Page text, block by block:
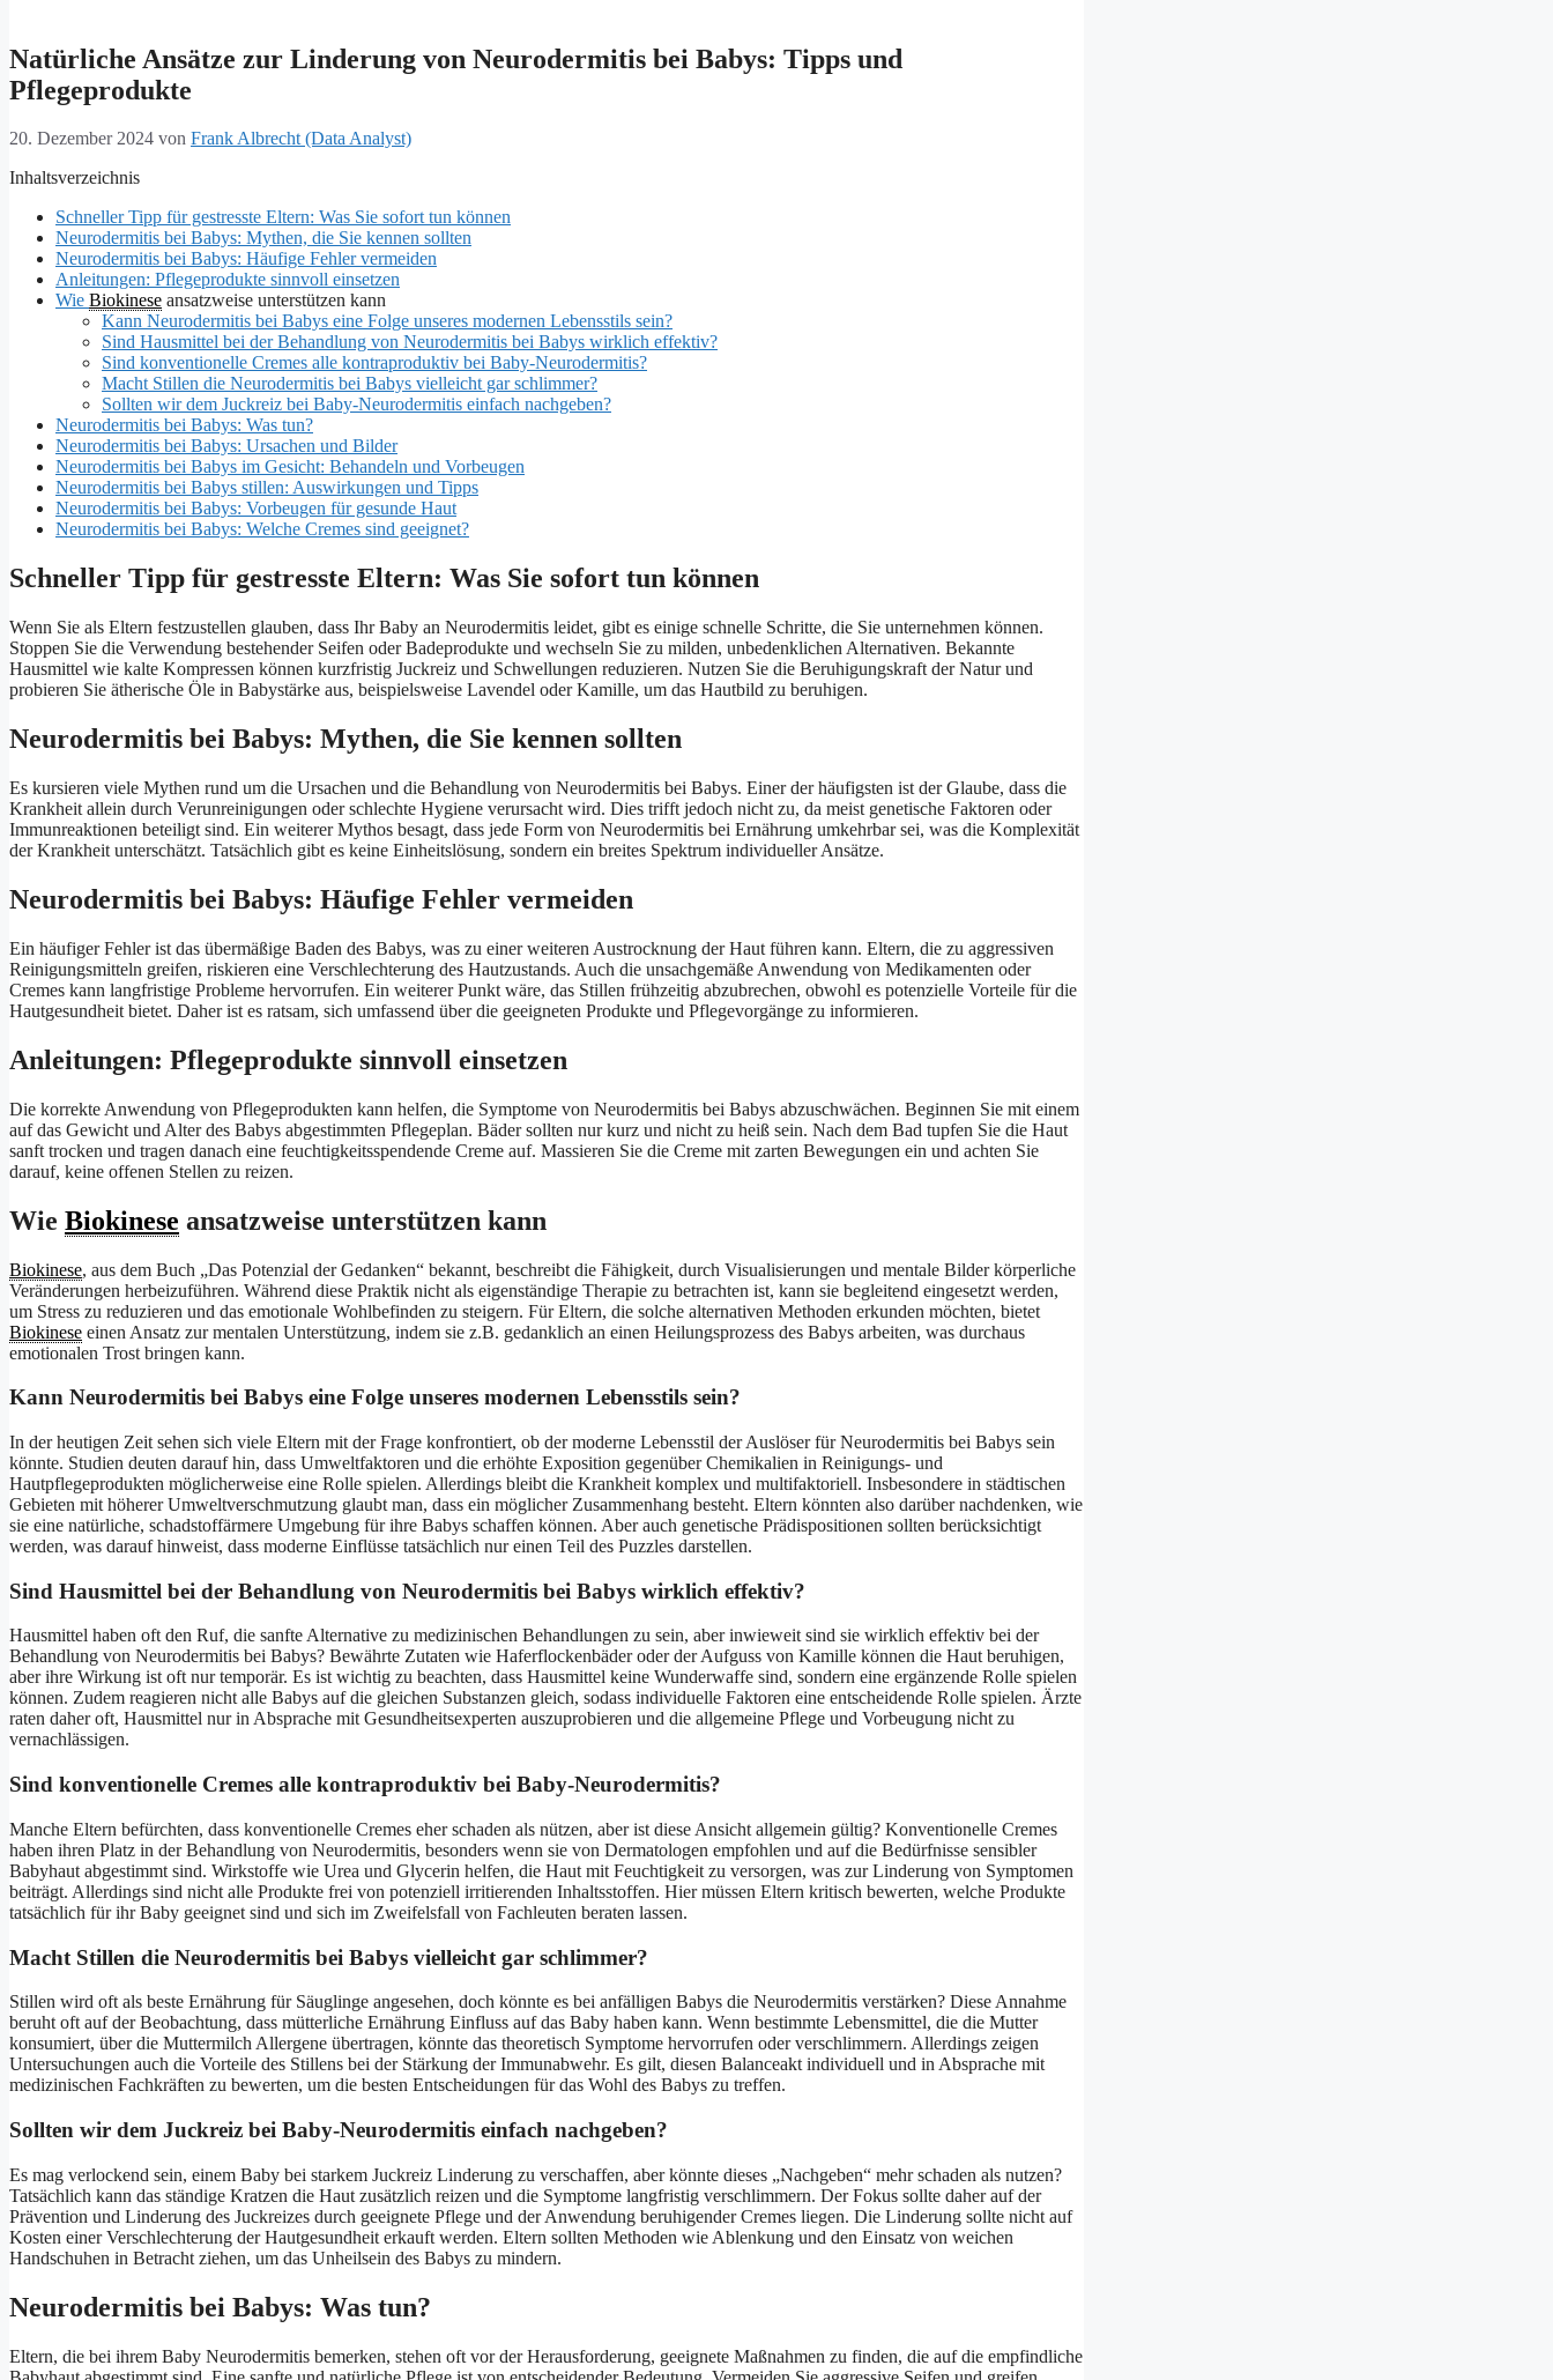
Natürliche Ansätze zur Linderung von Neurodermitis bei Babys: Tipps und
Pflegeprodukte
20. Dezember 2024 von Frank Albrecht (Data Analyst)
Inhaltsverzeichnis
Schneller Tipp für gestresste Eltern: Was Sie sofort tun können
Neurodermitis bei Babys: Mythen, die Sie kennen sollten
Neurodermitis bei Babys: Häufige Fehler vermeiden
Anleitungen: Pflegeprodukte sinnvoll einsetzen
Wie Biokinese ansatzweise unterstützen kann
Kann Neurodermitis bei Babys eine Folge unseres modernen Lebensstils sein?
Sind Hausmittel bei der Behandlung von Neurodermitis bei Babys wirklich effektiv?
Sind konventionelle Cremes alle kontraproduktiv bei Baby-Neurodermitis?
Macht Stillen die Neurodermitis bei Babys vielleicht gar schlimmer?
Sollten wir dem Juckreiz bei Baby-Neurodermitis einfach nachgeben?
Neurodermitis bei Babys: Was tun?
Neurodermitis bei Babys: Ursachen und Bilder
Neurodermitis bei Babys im Gesicht: Behandeln und Vorbeugen
Neurodermitis bei Babys stillen: Auswirkungen und Tipps
Neurodermitis bei Babys: Vorbeugen für gesunde Haut
Neurodermitis bei Babys: Welche Cremes sind geeignet?
Schneller Tipp für gestresste Eltern: Was Sie sofort tun können
Wenn Sie als Eltern festzustellen glauben, dass Ihr Baby an Neurodermitis leidet, gibt es einige schnelle Schritte, die Sie unternehmen können.
Stoppen Sie die Verwendung bestehender Seifen oder Badeprodukte und wechseln Sie zu milden, unbedenklichen Alternativen. Bekannte
Hausmittel wie kalte Kompressen können kurzfristig Juckreiz und Schwellungen reduzieren. Nutzen Sie die Beruhigungskraft der Natur und
probieren Sie ätherische Öle in Babystärke aus, beispielsweise Lavendel oder Kamille, um das Hautbild zu beruhigen.
Neurodermitis bei Babys: Mythen, die Sie kennen sollten
Es kursieren viele Mythen rund um die Ursachen und die Behandlung von Neurodermitis bei Babys. Einer der häufigsten ist der Glaube, dass die
Krankheit allein durch Verunreinigungen oder schlechte Hygiene verursacht wird. Dies trifft jedoch nicht zu, da meist genetische Faktoren oder
Immunreaktionen beteiligt sind. Ein weiterer Mythos besagt, dass jede Form von Neurodermitis bei Ernährung umkehrbar sei, was die Komplexität
der Krankheit unterschätzt. Tatsächlich gibt es keine Einheitslösung, sondern ein breites Spektrum individueller Ansätze.
Neurodermitis bei Babys: Häufige Fehler vermeiden
Ein häufiger Fehler ist das übermäßige Baden des Babys, was zu einer weiteren Austrocknung der Haut führen kann. Eltern, die zu aggressiven
Reinigungsmitteln greifen, riskieren eine Verschlechterung des Hautzustands. Auch die unsachgemäße Anwendung von Medikamenten oder
Cremes kann langfristige Probleme hervorrufen. Ein weiterer Punkt wäre, das Stillen frühzeitig abzubrechen, obwohl es potenzielle Vorteile für die
Hautgesundheit bietet. Daher ist es ratsam, sich umfassend über die geeigneten Produkte und Pflegevorgänge zu informieren.
Anleitungen: Pflegeprodukte sinnvoll einsetzen
Die korrekte Anwendung von Pflegeprodukten kann helfen, die Symptome von Neurodermitis bei Babys abzuschwächen. Beginnen Sie mit einem
auf das Gewicht und Alter des Babys abgestimmten Pflegeplan. Bäder sollten nur kurz und nicht zu heiß sein. Nach dem Bad tupfen Sie die Haut
sanft trocken und tragen danach eine feuchtigkeitsspendende Creme auf. Massieren Sie die Creme mit zarten Bewegungen ein und achten Sie
darauf, keine offenen Stellen zu reizen.
Wie Biokinese ansatzweise unterstützen kann
Biokinese, aus dem Buch „Das Potenzial der Gedanken“ bekannt, beschreibt die Fähigkeit, durch Visualisierungen und mentale Bilder körperliche
Veränderungen herbeizuführen. Während diese Praktik nicht als eigenständige Therapie zu betrachten ist, kann sie begleitend eingesetzt werden,
um Stress zu reduzieren und das emotionale Wohlbefinden zu steigern. Für Eltern, die solche alternativen Methoden erkunden möchten, bietet
Biokinese einen Ansatz zur mentalen Unterstützung, indem sie z.B. gedanklich an einen Heilungsprozess des Babys arbeiten, was durchaus
emotionalen Trost bringen kann.
Kann Neurodermitis bei Babys eine Folge unseres modernen Lebensstils sein?
In der heutigen Zeit sehen sich viele Eltern mit der Frage konfrontiert, ob der moderne Lebensstil der Auslöser für Neurodermitis bei Babys sein
könnte. Studien deuten darauf hin, dass Umweltfaktoren und die erhöhte Exposition gegenüber Chemikalien in Reinigungs- und
Hautpflegeprodukten möglicherweise eine Rolle spielen. Allerdings bleibt die Krankheit komplex und multifaktoriell. Insbesondere in städtischen
Gebieten mit höherer Umweltverschmutzung glaubt man, dass ein möglicher Zusammenhang besteht. Eltern könnten also darüber nachdenken, wie
sie eine natürliche, schadstoffärmere Umgebung für ihre Babys schaffen können. Aber auch genetische Prädispositionen sollten berücksichtigt
werden, was darauf hinweist, dass moderne Einflüsse tatsächlich nur einen Teil des Puzzles darstellen.
Sind Hausmittel bei der Behandlung von Neurodermitis bei Babys wirklich effektiv?
Hausmittel haben oft den Ruf, die sanfte Alternative zu medizinischen Behandlungen zu sein, aber inwieweit sind sie wirklich effektiv bei der
Behandlung von Neurodermitis bei Babys? Bewährte Zutaten wie Haferflockenbäder oder der Aufguss von Kamille können die Haut beruhigen,
aber ihre Wirkung ist oft nur temporär. Es ist wichtig zu beachten, dass Hausmittel keine Wunderwaffe sind, sondern eine ergänzende Rolle spielen
können. Zudem reagieren nicht alle Babys auf die gleichen Substanzen gleich, sodass individuelle Faktoren eine entscheidende Rolle spielen. Ärzte
raten daher oft, Hausmittel nur in Absprache mit Gesundheitsexperten auszuprobieren und die allgemeine Pflege und Vorbeugung nicht zu
vernachlässigen.
Sind konventionelle Cremes alle kontraproduktiv bei Baby-Neurodermitis?
Manche Eltern befürchten, dass konventionelle Cremes eher schaden als nützen, aber ist diese Ansicht allgemein gültig? Konventionelle Cremes
haben ihren Platz in der Behandlung von Neurodermitis, besonders wenn sie von Dermatologen empfohlen und auf die Bedürfnisse sensibler
Babyhaut abgestimmt sind. Wirkstoffe wie Urea und Glycerin helfen, die Haut mit Feuchtigkeit zu versorgen, was zur Linderung von Symptomen
beiträgt. Allerdings sind nicht alle Produkte frei von potenziell irritierenden Inhaltsstoffen. Hier müssen Eltern kritisch bewerten, welche Produkte
tatsächlich für ihr Baby geeignet sind und sich im Zweifelsfall von Fachleuten beraten lassen.
Macht Stillen die Neurodermitis bei Babys vielleicht gar schlimmer?
Stillen wird oft als beste Ernährung für Säuglinge angesehen, doch könnte es bei anfälligen Babys die Neurodermitis verstärken? Diese Annahme
beruht oft auf der Beobachtung, dass mütterliche Ernährung Einfluss auf das Baby haben kann. Wenn bestimmte Lebensmittel, die die Mutter
konsumiert, über die Muttermilch Allergene übertragen, könnte das theoretisch Symptome hervorrufen oder verschlimmern. Allerdings zeigen
Untersuchungen auch die Vorteile des Stillens bei der Stärkung der Immunabwehr. Es gilt, diesen Balanceakt individuell und in Absprache mit
medizinischen Fachkräften zu bewerten, um die besten Entscheidungen für das Wohl des Babys zu treffen.
Sollten wir dem Juckreiz bei Baby-Neurodermitis einfach nachgeben?
Es mag verlockend sein, einem Baby bei starkem Juckreiz Linderung zu verschaffen, aber könnte dieses „Nachgeben“ mehr schaden als nutzen?
Tatsächlich kann das ständige Kratzen die Haut zusätzlich reizen und die Symptome langfristig verschlimmern. Der Fokus sollte daher auf der
Prävention und Linderung des Juckreizes durch geeignete Pflege und der Anwendung beruhigender Cremes liegen. Die Linderung sollte nicht auf
Kosten einer Verschlechterung der Hautgesundheit erkauft werden. Eltern sollten Methoden wie Ablenkung und den Einsatz von weichen
Handschuhen in Betracht ziehen, um das Unheilsein des Babys zu mindern.
Neurodermitis bei Babys: Was tun?
Eltern, die bei ihrem Baby Neurodermitis bemerken, stehen oft vor der Herausforderung, geeignete Maßnahmen zu finden, die auf die empfindliche